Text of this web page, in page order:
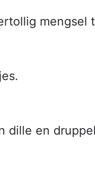
mengsel
dille en